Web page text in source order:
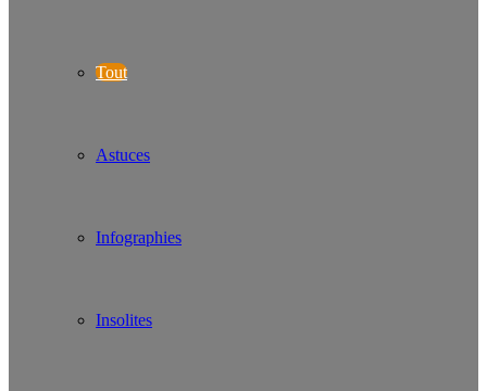
Tout
Astuces
Infographies
Insolites